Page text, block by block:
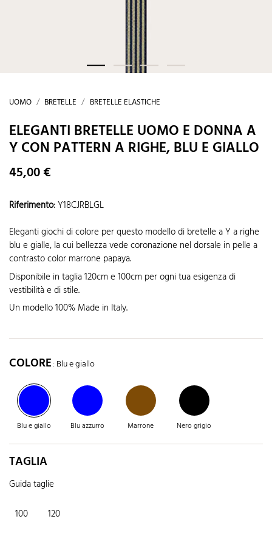
UOMO BRETELLE BRETELLE ELASTICHE
ELEGANTI BRETELLE UOMO E DONNA A
Y CON PATTERN A RIGHE, BLU E GIALLO
45,00 €
Riferimento:Y18CJRBLGL
Eleganti giochi di colore per questo modello di bretelle a Y a righe
blu e gialle, la cui bellezza vede coronazione nel dorsale in pelle a
contrasto color marrone papaya.
Disponibile in taglia 120cm e 100cm per ogni tua esigenza di
vestibilità e di stile.
Un modello 100% Made in Italy.
COLORE: Blu e giallo
Blu e giallo Blu azzurro Marrone Nero grigio
TAGLIA
Guida taglie
100 120